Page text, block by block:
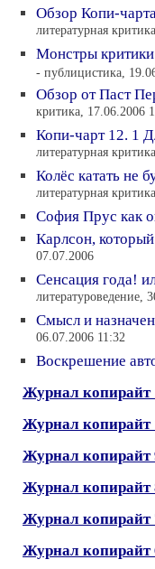
Обзор Копи-
литературная
Монстры критики
- публицистика,
Обзор от Паст
критика, 17.06.2006
Копи-чарт 12. 1
литературная
Колёс катать не
литературная
София Прус как
Карлсон,
07.07.2006
Сенсация года!
литературоведение,
Смысл и
06.07.2006 11:32
Воскрешение
Журнал копирайт
Журнал копирайт
Журнал копирайт
Журнал копирайт
Журнал копирайт
Журнал копирайт